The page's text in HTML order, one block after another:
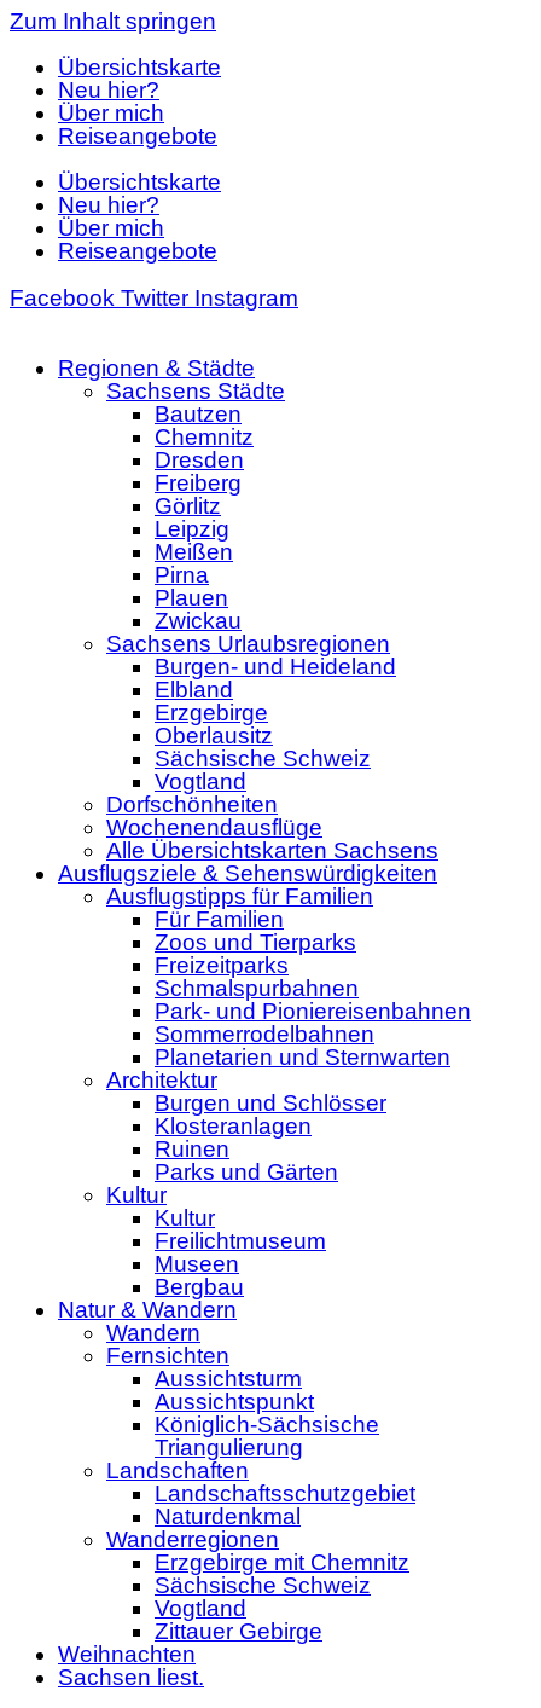
Zum Inhalt springen
Übersichtskarte
Neu hier?
Über mich
Reiseangebote
Übersichtskarte
Neu hier?
Über mich
Reiseangebote
Facebook Twitter Instagram
Regionen & Städte
Sachsens Städte
Bautzen
Chemnitz
Dresden
Freiberg
Görlitz
Leipzig
Meißen
Pirna
Plauen
Zwickau
Sachsens Urlaubsregionen
Burgen- und Heideland
Elbland
Erzgebirge
Oberlausitz
Sächsische Schweiz
Vogtland
Dorfschönheiten
Wochenendausflüge
Alle Übersichtskarten Sachsens
Ausflugsziele & Sehenswürdigkeiten
Ausflugstipps für Familien
Für Familien
Zoos und Tierparks
Freizeitparks
Schmalspurbahnen
Park- und Pioniereisenbahnen
Sommerrodelbahnen
Planetarien und Sternwarten
Architektur
Burgen und Schlösser
Klosteranlagen
Ruinen
Parks und Gärten
Kultur
Kultur
Freilichtmuseum
Museen
Bergbau
Natur & Wandern
Wandern
Fernsichten
Aussichtsturm
Aussichtspunkt
Königlich-Sächsische
Triangulierung
Landschaften
Landschaftsschutzgebiet
Naturdenkmal
Wanderregionen
Erzgebirge mit Chemnitz
Sächsische Schweiz
Vogtland
Zittauer Gebirge
Weihnachten
Sachsen liest.